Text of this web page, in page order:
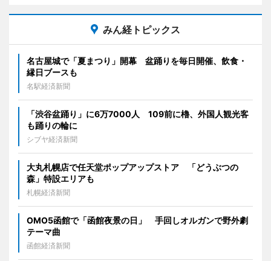
みん経トピックス
名古屋城で「夏まつり」開幕 盆踊りを毎日開催、飲食・
縁日ブースも
名駅経済新聞
「渋谷盆踊り」に6万7000人 109前に櫓、外国人観光客
も踊りの輪に
シブヤ経済新聞
大丸札幌店で任天堂ポップアップストア 「どうぶつの
森」特設エリアも
札幌経済新聞
OMO5函館で「函館夜景の日」 手回しオルガンで野外劇
テーマ曲
函館経済新聞